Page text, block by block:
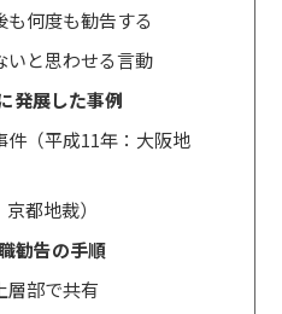
何度も勧告する
いと思わせる言動
発展した事例
（平成11年：大阪地
都地裁）
勧告の手順
層部で共有